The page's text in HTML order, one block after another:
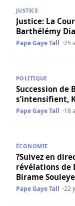
JUSTICE
Justice: La
Barthélémy
Pape Gaye Tall 25
POLITIQUE
Succession de
s’intensifient,
Pape Gaye Tall 18
ÉCONOMIE
?Suivez en
révélations de
Birame
Barthélémy
Pape Gaye Tall 22